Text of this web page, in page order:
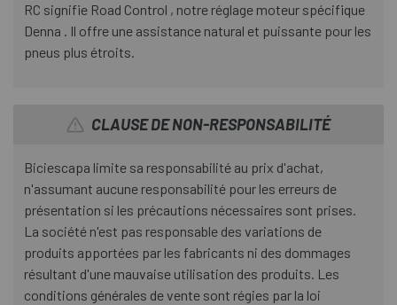
RC signifie Road Control , notre réglage moteur spécifique
Denna . Il offre une assistance natural et puissante pour les
pneus plus étroits.
CLAUSE DE NON-RESPONSABILITÉ
Biciescapa limite sa responsabilité au prix d'achat,
n'assumant aucune responsabilité pour les erreurs de
présentation si les précautions nécessaires sont prises.
La société n'est pas responsable des variations de
produits apportées par les fabricants ni des dommages
résultant d'une mauvaise utilisation des produits. Les
conditions générales de vente sont régies par la loi